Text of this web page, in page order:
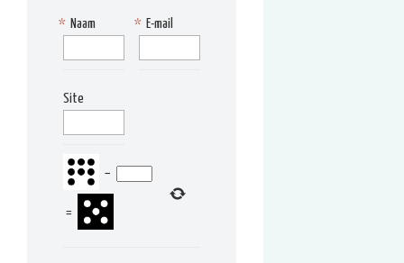
Naam
* E-mail
*
Site
−
=